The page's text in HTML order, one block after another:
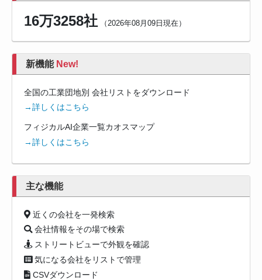
16万3258社（2026年08月09日現在）
新機能 New!
全国の工業団地別 会社リストをダウンロード
→詳しくはこちら
フィジカルAI企業一覧カオスマップ
→詳しくはこちら
主な機能
近くの会社を一発検索
会社情報をその場で検索
ストリートビューで外観を確認
気になる会社をリストで管理
CSVダウンロード